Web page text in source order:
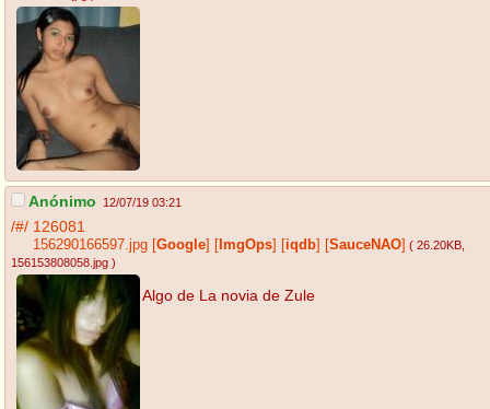
Anónimo 12/07/19 03:21
/#/ 126081
156290166597.jpg Google ImgOps iqdb SauceNAO ( 26.20KB,
156153808058.jpg )
Algo de La novia de Zule